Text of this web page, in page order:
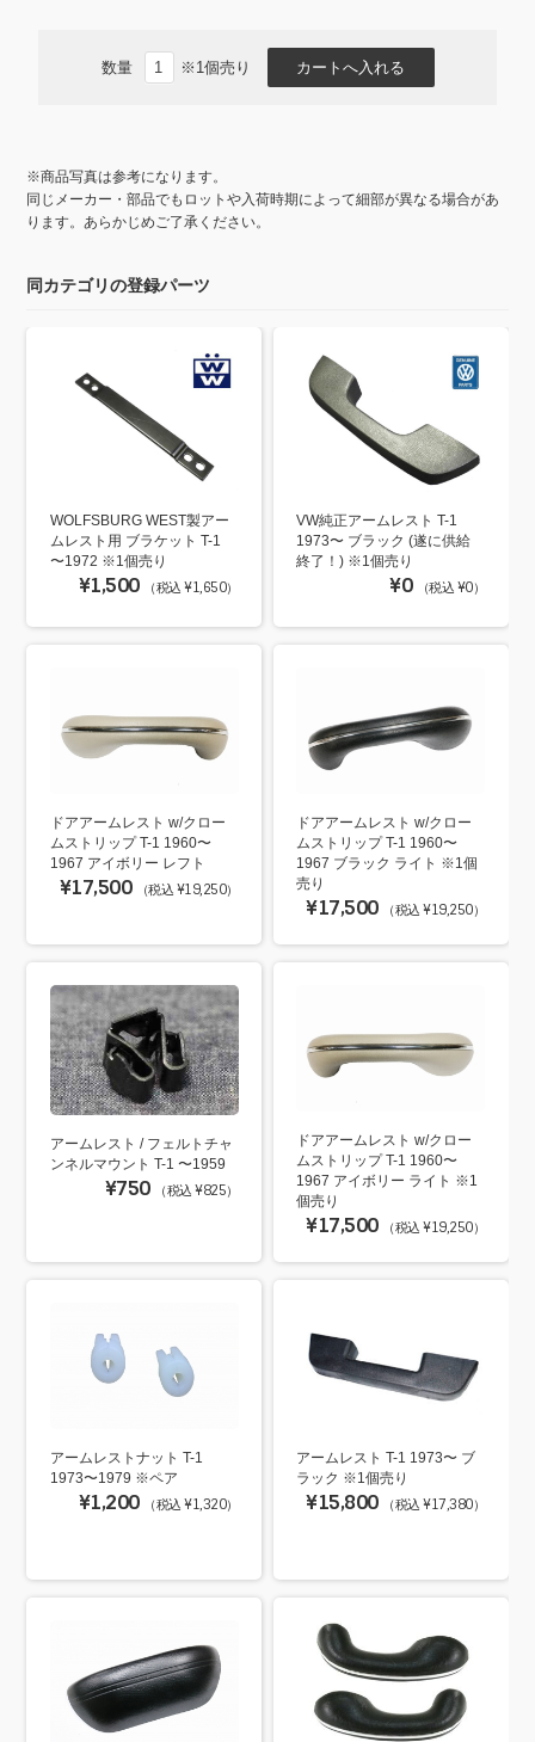
数量 ※1個売り
※商品写真は参考になります。
同じメーカー・部品でもロットや入荷時期によって細部が異なる場合があ
ります。あらかじめご了承ください。
同カテゴリの登録パーツ
WOLFSBURG WEST製アー
ムレスト用 ブラケット T-1
〜1972 ※1個売り
¥1,500 （税込 ¥1,650）
VW純正アームレスト T-1
1973〜 ブラック (遂に供給
終了！) ※1個売り
¥0 （税込 ¥0）
ドアアームレスト w/クロー
ムストリップ T-1 1960〜
1967 アイボリー レフト
¥17,500 （税込 ¥19,250）
ドアアームレスト w/クロー
ムストリップ T-1 1960〜
1967 ブラック ライト ※1個
売り
¥17,500 （税込 ¥19,250）
アームレスト / フェルトチャ
ンネルマウント T-1 〜1959
¥750 （税込 ¥825）
ドアアームレスト w/クロー
ムストリップ T-1 1960〜
1967 アイボリー ライト ※1
個売り
¥17,500 （税込 ¥19,250）
アームレストナット T-1
1973〜1979 ※ペア
¥1,200 （税込 ¥1,320）
アームレスト T-1 1973〜 ブ
ラック ※1個売り
¥15,800 （税込 ¥17,380）